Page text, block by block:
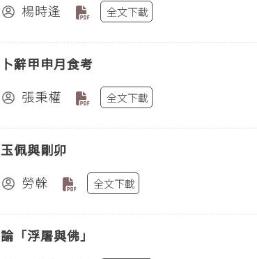
楊時逢
全文下載
卜辭甲申月食考
張秉權
全文下載
玉佩與剛卯
勞榦
全文下載
論「浮屠與佛」